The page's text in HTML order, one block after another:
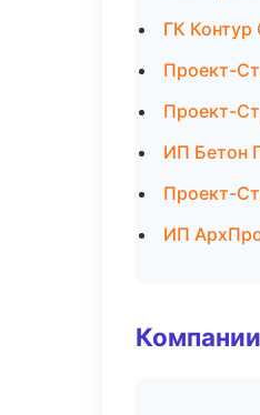
ГК
Проект-
Проект-
ИП Бетон
Проект-
ИП